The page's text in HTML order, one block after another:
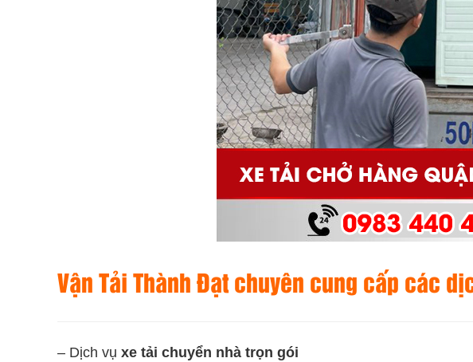
Vận Tải Thành Đạtchuyên cung cấp các
– Dịch vụ xe tải chuyển nhà trọn gói